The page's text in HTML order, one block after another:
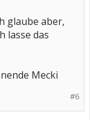
glaube aber,
lasse das
Mecki
#6